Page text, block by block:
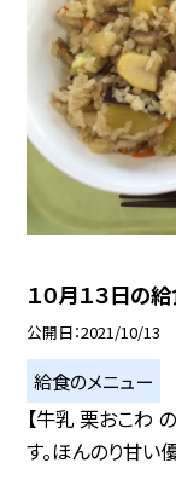
１０月１３日の
公開日 2021/10/13
給食のメニュー
【牛乳 栗おこわ
す。ほんのり甘い